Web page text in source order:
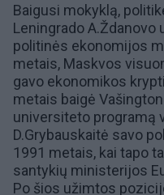
Baigusi mokyklą,
Leningrado A.Ždanovo
politinės ekonomijos
metais, Maskvos
gavo ekonomikos
metais baigė
universiteto programą
D.Grybauskaitė savo
1991 metais, kai tapo
santykių ministerijos
Po šios užimtos